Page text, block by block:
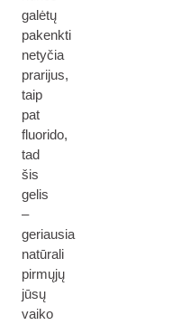
galėtų
pakenkti
netyčia
prarijus,
taip
pat
fluorido,
tad
šis
gelis
–
geriausia
natūrali
pirmųjų
jūsų
vaiko